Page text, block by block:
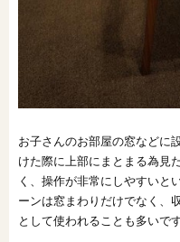
お子さんのお部屋の窓などに
けた際に上部にまとまる為見
く、操作が非常にしやすいと
ーンは窓まわりだけでなく、
として使われることも多いです